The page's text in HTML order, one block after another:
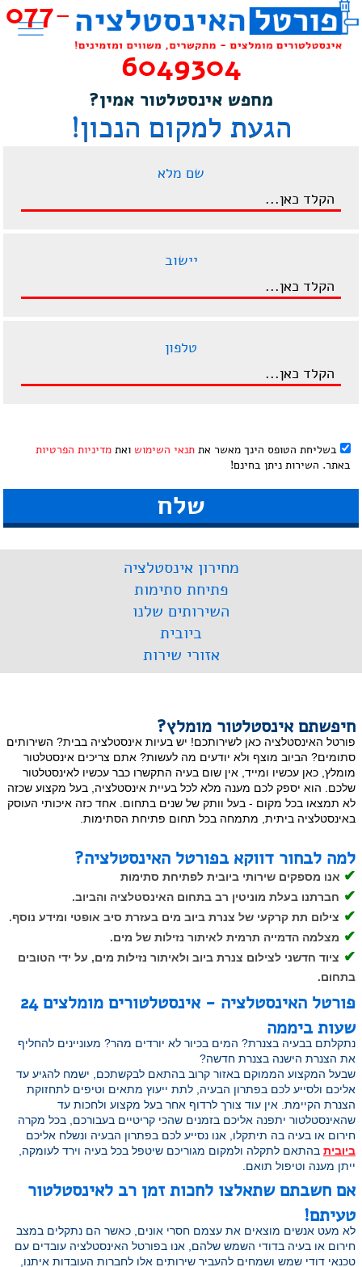
077-
6049304
מחפש אינסטלטור אמין?
הגעת למקום הנכון!
שם מלא
יישוב
טלפון
בשליחת הטופס הינך מאשר את תנאי השימוש ואת מדיניות הפרטיות
באתר. השירות ניתן בחינם!
מחירון אינסטלציה
פתיחת סתימות
השירותים שלנו
ביובית
אזורי שירות
חיפשתם אינסטלטור מומלץ?
פורטל האינסטלציה כאן לשירותכם! יש בעיות אינסטלציה בבית? השירותים
סתומים? הביוב מוצף ולא יודעים מה לעשות? אתם צריכים אינסטלטור
מומלץ, כאן עכשיו ומייד, אין שום בעיה התקשרו כבר עכשיו לאינסטלטור
שלכם. הוא יספק לכם מענה מלא לכל בעיית אינסטלציה, בעל מקצוע שכזה
לא תמצאו בכל מקום - בעל וותק של שנים בתחום. אחד כזה איכותי העוסק
באינסטלציה ביתית, מתמחה בכל תחום פתיחת הסתימות.
למה לבחור דווקא בפורטל האינסטלציה?
✔ אנו מספקים שירותי ביובית לפתיחת סתימות
✔ חברתנו בעלת מוניטין רב בתחום האינסטלציה והביוב.
✔ צילום תת קרקעי של צנרת ביוב מים בעזרת סיב אופטי ומידע נוסף.
✔ מצלמה הדמייה תרמית לאיתור נזילות של מים.
✔ ציוד חדשני לצילום צנרת ביוב ולאיתור נזילות מים, על ידי הטובים
בתחום.
פורטל האינסטלציה - אינסטלטורים מומלצים 24
שעות ביממה
נתקלתם בבעיה בצנרת? המים בכיור לא יורדים מהר? מעוניינים להחליף
את הצנרת הישנה בצנרת חדשה?
שבעל המקצוע הממוקם באזור קרוב בהתאם לבקשתכם, ישמח להגיע עד
אליכם ולסייע לכם בפתרון הבעיה, לתת ייעוץ מתאים וטיפים לתחזוקת
הצנרת הקיימת. אין עוד צורך לרדוף אחר בעל מקצוע ולחכות עד
שהאינסטלטור יתפנה אליכם בזמנים שהכי קריטיים בעבורכם, בכל מקרה
חירום או בעיה בה תיתקלו, אנו נסייע לכם בפתרון הבעיה ונשלח אליכם
ביובית בהתאם לתקלה ולמקום מגוריכם שיטפל בכל בעיה וירד לעומקה,
ייתן מענה וטיפול תואם.
אם חשבתם שתאלצו לחכות זמן רב לאינסטלטור
טעיתם!
לא מעט אנשים מוצאים את עצמם חסרי אונים, כאשר הם נתקלים במצב
חירום או בעיה בדודי השמש שלהם, אנו בפורטל האינסטלציה עובדים עם
טכנאי דודי שמש ושמחים להעביר שירותים אלו לחברות העובדות איתנו,